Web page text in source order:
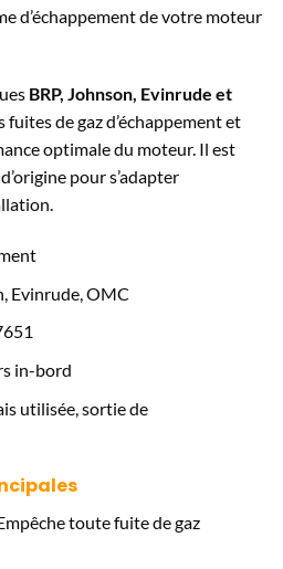
d’échappement de votre moteur
BRP, Johnson, Evinrude et
fuites de gaz d’échappement et
optimale du moteur. Il est
pour s’adapter
Evinrude, OMC
in-bord
utilisée, sortie de
toute fuite de gaz